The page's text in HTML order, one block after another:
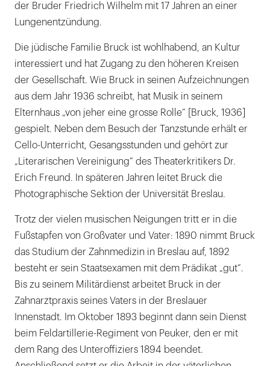
der Bruder Friedrich Wilhelm mit 17 Jahren an einer
Lungenentzündung.
Die jüdische Familie Bruck ist wohlhabend, an Kultur
interessiert und hat Zugang zu den höheren Kreisen
der Gesellschaft. Wie Bruck in seinen Aufzeichnungen
aus dem Jahr 1936 schreibt, hat Musik in seinem
Elternhaus „von jeher eine grosse Rolle“ [Bruck, 1936]
gespielt. Neben dem Besuch der Tanzstunde erhält er
Cello-Unterricht, Gesangsstunden und gehört zur
„Literarischen Vereinigung“ des Theaterkritikers Dr.
Erich Freund. In späteren Jahren leitet Bruck die
Photographische Sektion der Universität Breslau.
Trotz der vielen musischen Neigungen tritt er in die
Fußstapfen von Großvater und Vater: 1890 nimmt Bruck
das Studium der Zahnmedizin in Breslau auf, 1892
besteht er sein Staatsexamen mit dem Prädikat „gut“.
Bis zu seinem Militärdienst arbeitet Bruck in der
Zahnarztpraxis seines Vaters in der Breslauer
Innenstadt. Im Oktober 1893 beginnt dann sein Dienst
beim Feldartillerie-Regiment von Peuker, den er mit
dem Rang des Unteroffiziers 1894 beendet.